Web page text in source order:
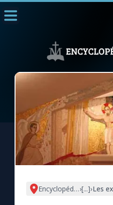
1000 Raisons de Croire
L'actualité de la semaine
La chaîne Youtube
La newsletter
Encyclopédie mariale
›[...]›Les